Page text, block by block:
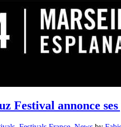
Festival annonce